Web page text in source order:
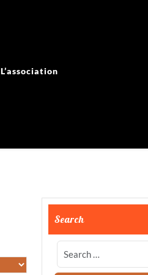
L’association
Search